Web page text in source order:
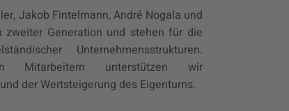
Jakob Fintelmann, André Nogala und
Generation und stehen für die
Unternehmensstrukturen.
Mitarbeitern unterstützen wir
der Wertsteigerung des Eigentums.